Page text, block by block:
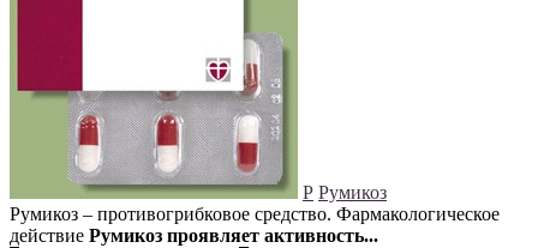
Р Румикоз
Румикоз – противогрибковое средство. Фармакологическое
действие Румикоз проявляет активность...